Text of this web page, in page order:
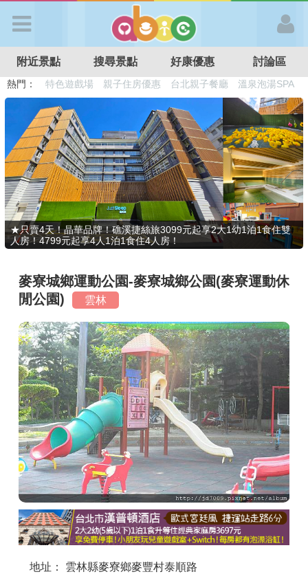
APP登入
首 頁
搜尋景點
好康優惠
最新消息
最新留言
商家合作
推薦景點
討論區
聯絡我們
APP下載
附近景點 搜尋景點 好康優惠 討論區
熱門： 溜滑梯民宿 觀光工廠 DIY摘果
日本親子景點
特色遊戲場
親子住房優惠 台北親子餐廳 溫泉泡湯SPA
★只賣4天！晶華品牌！礁溪捷絲旅3099元起享2大1幼1泊1食住雙
人房！4799元起享4人1泊1食住4人房！
麥寮城鄉運動公園-麥寮城鄉公園(麥寮運動休
閒公園)
雲林
地址： 雲林縣麥寮鄉麥豐村泰順路